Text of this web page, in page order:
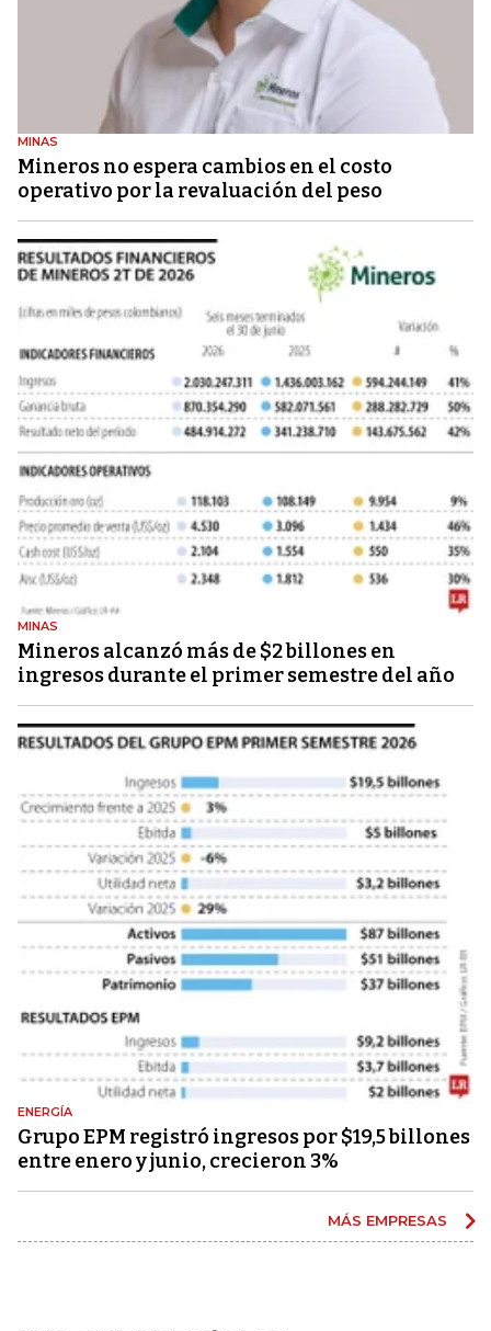
MINAS
Mineros no espera cambios en el costo
operativo por la revaluación del peso
MINAS
Mineros alcanzó más de $2 billones en
ingresos durante el primer semestre del año
ENERGÍA
Grupo EPM registró ingresos por $19,5 billones
entre enero y junio, crecieron 3%
MÁS EMPRESAS